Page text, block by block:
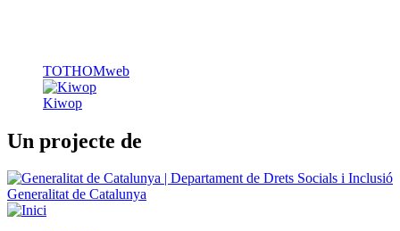
TOTHOMweb
Kiwop
Un projecte de
Generalitat de Catalunya